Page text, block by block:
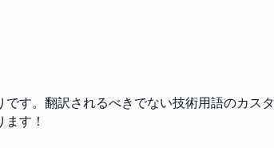
す。翻訳されるべきでない技術用語のカ
す！